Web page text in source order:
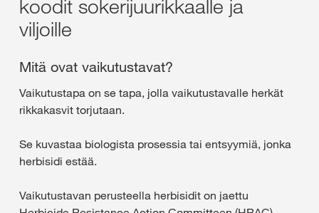
koodit sokerijuurikkaalle ja
viljoille
Mitä ovat vaikutustavat?
Vaikutustapa on se tapa, jolla vaikutustavalle herkät
rikkakasvit torjutaan.
Se kuvastaa biologista prosessia tai entsyymiä, jonka
herbisidi estää.
Vaikutustavan perusteella herbisidit on jaettu